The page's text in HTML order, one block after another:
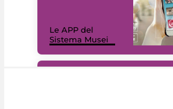
Le APP del
Sistema Musei